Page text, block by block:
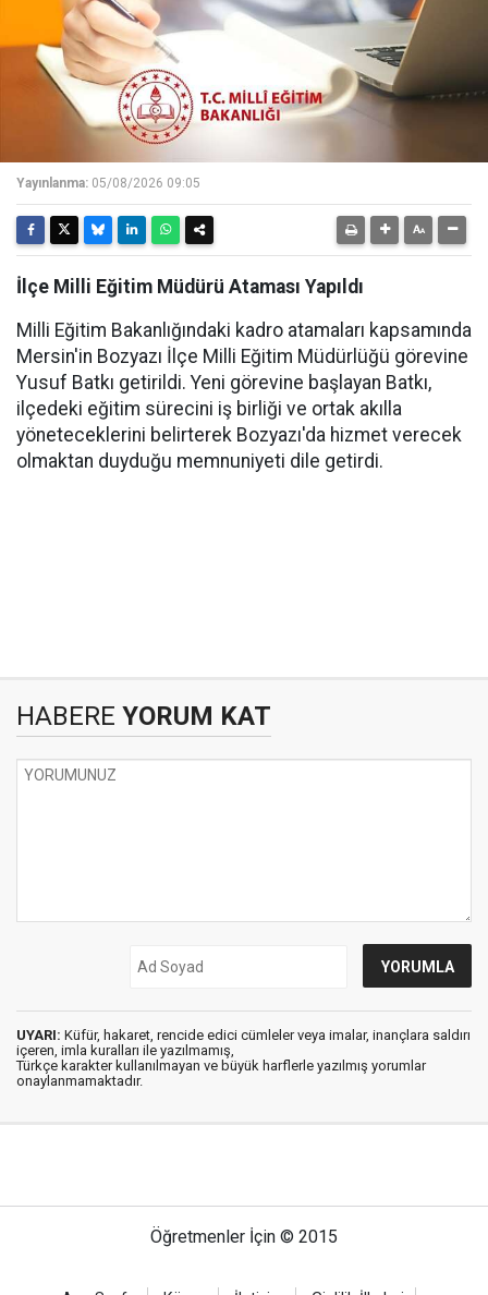
Yayınlanma: 05/08/2026 09:05
İlçe Milli Eğitim Müdürü Ataması Yapıldı
Milli Eğitim Bakanlığındaki kadro atamaları kapsamında
Mersin'in Bozyazı İlçe Milli Eğitim Müdürlüğü görevine
Yusuf Batkı getirildi. Yeni görevine başlayan Batkı,
ilçedeki eğitim sürecini iş birliği ve ortak akılla
yöneteceklerini belirterek Bozyazı'da hizmet verecek
olmaktan duyduğu memnuniyeti dile getirdi.
HABERE YORUM KAT
UYARI: Küfür, hakaret, rencide edici cümleler veya imalar, inançlara saldırı
içeren, imla kuralları ile yazılmamış,
Türkçe karakter kullanılmayan ve büyük harflerle yazılmış yorumlar
onaylanmamaktadır.
Öğretmenler İçin © 2015